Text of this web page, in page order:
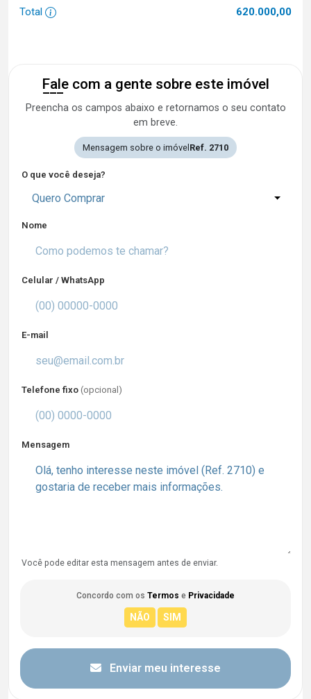
Total 620.000,00
Fale com a gente sobre este imóvel
Preencha os campos abaixo e retornamos o seu contato
em breve.
Mensagem sobre o imóvel Ref. 2710
O que você deseja?
Quero Comprar
Nome
Celular / WhatsApp
E-mail
Telefone fixo (opcional)
Mensagem
Você pode editar esta mensagem antes de enviar.
Concordo com os Termos e Privacidade
Enviar meu interesse